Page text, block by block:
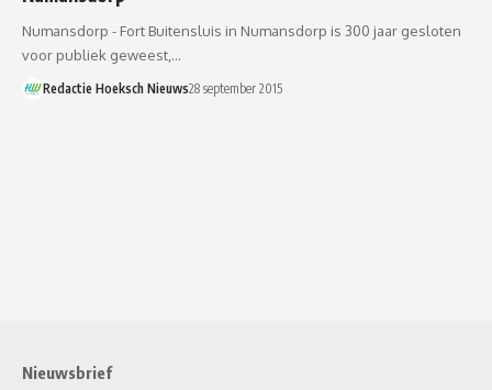
Numansdorp - Fort Buitensluis in Numansdorp is 300 jaar gesloten
voor publiek geweest,…
Redactie Hoeksch Nieuws28 september 2015
Nieuwsbrief